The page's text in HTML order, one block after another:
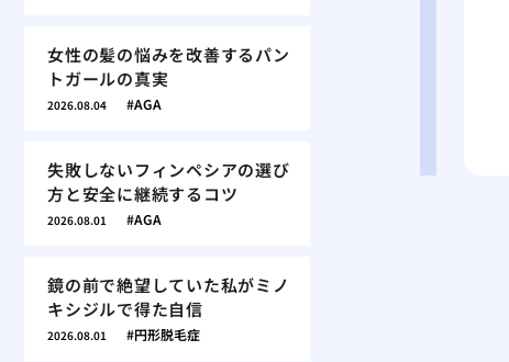
女性の髪の悩みを改善するパン
トガールの真実
2026.08.04 AGA
失敗しないフィンペシアの選び
方と安全に継続するコツ
2026.08.01 AGA
鏡の前で絶望していた私がミノ
キシジルで得た自信
2026.08.01 円形脱毛症